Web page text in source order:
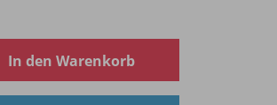
In den Warenkorb